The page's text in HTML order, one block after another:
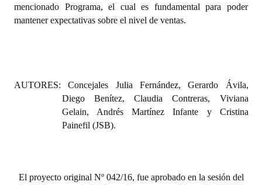
Audiencias Públicas - Registro
Banca del Vecino - Registro
Huéspedes de Honor - Registro
Reconocimientos - Registro
mencionado Programa, el cual es fundamental para poder
mantener expectativas sobre el nivel de ventas.
AUTORES: Concejales Julia Fernández, Gerardo Ávila,
Diego Benítez, Claudia Contreras, Viviana
Gelain, Andrés Martínez Infante y Cristina
Painefil (JSB).
El proyecto original Nº 042/16, fue aprobado en la sesión del